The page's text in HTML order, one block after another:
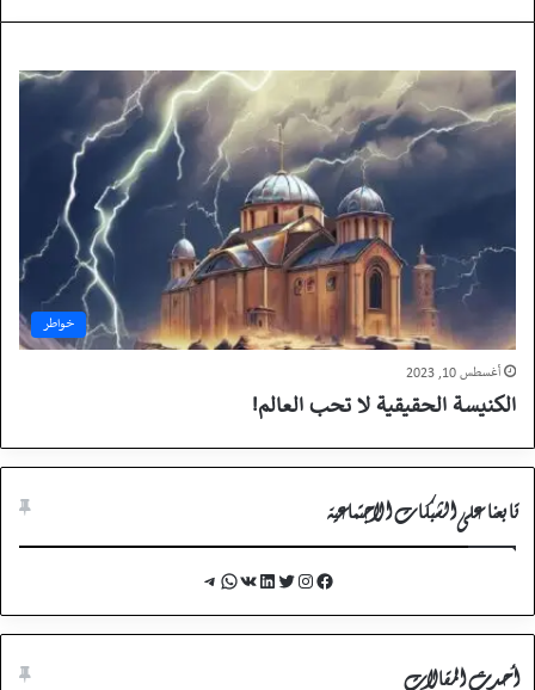
خواطر
أغسطس 10, 2023
الكنيسة الحقيقية لا تحب العالم!
تابعنا على الشبكات الاجتماعية
Facebook
Instagram
Twitter
LinkedIn
VK
WhatsApp
Telegram
أحدث المقالات